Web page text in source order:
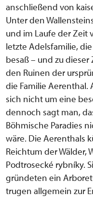
anschließend von
Unter den
und im Laufe der Zeit
letzte Adelsfamilie,
besaß – und zu
den Ruinen der
die Familie Aerenthal.
sich nicht um eine
dennoch sagt man,
Böhmische Paradies
wäre. Die Aerenthals
Reichtum der Wälder,
Podtrosecké rybníky.
gründeten ein
trugen allgemein zur